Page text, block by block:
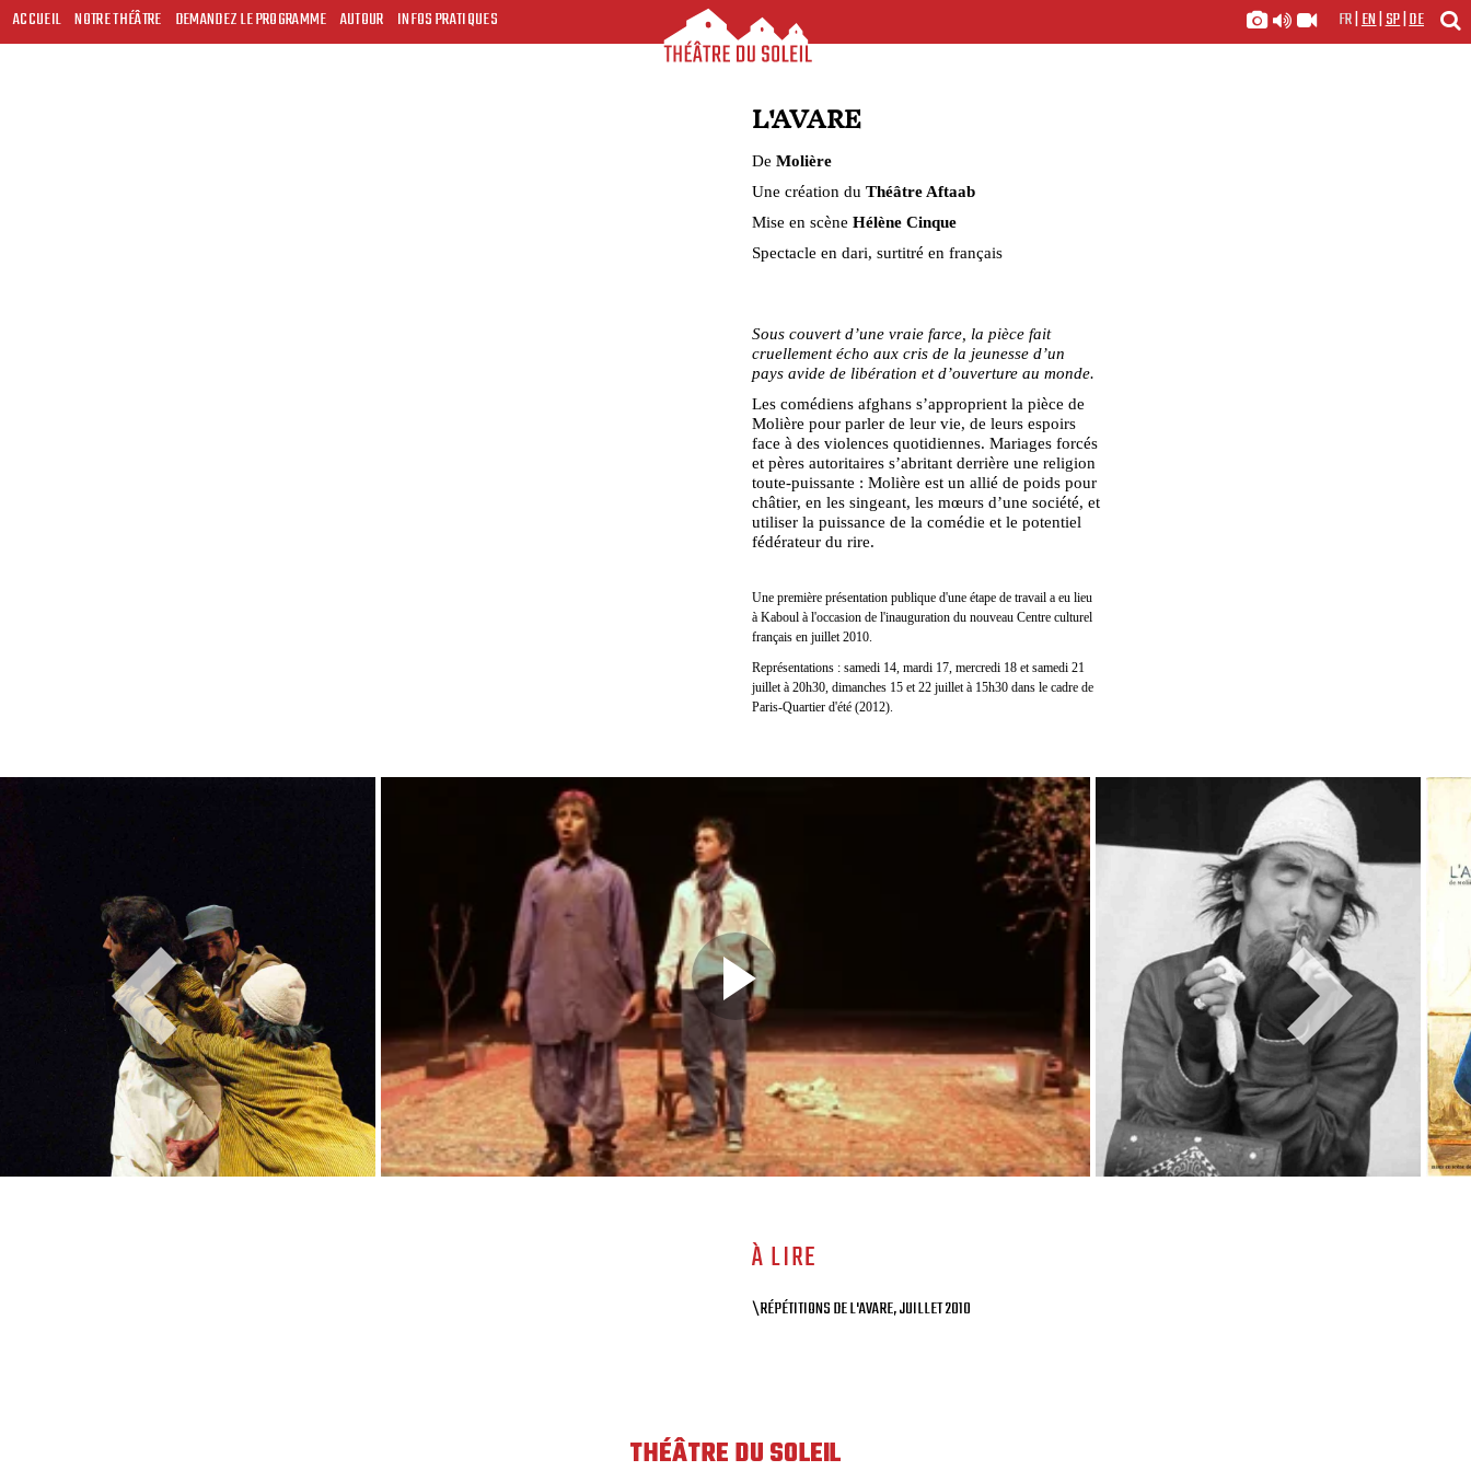
ACCUEIL NOTRE THÉÂTRE DEMANDEZ LE PROGRAMME AUTOUR INFOS PRATIQUES FR|EN|SP|DE
L'AVARE
De Molière
Une création du Théâtre Aftaab
Mise en scène Hélène Cinque
Spectacle en dari, surtitré en français
Sous couvert d’une vraie farce, la pièce fait
cruellement écho aux cris de la jeunesse d’un
pays avide de libération et d’ouverture au monde.
Les comédiens afghans s’approprient la pièce de
Molière pour parler de leur vie, de leurs espoirs
face à des violences quotidiennes. Mariages forcés
et pères autoritaires s’abritant derrière une religion
toute-puissante : Molière est un allié de poids pour
châtier, en les singeant, les mœurs d’une société, et
utiliser la puissance de la comédie et le potentiel
fédérateur du rire.
Une première présentation publique d'une étape de travail a eu lieu
à Kaboul à l'occasion de l'inauguration du nouveau Centre culturel
français en juillet 2010.
Représentations : samedi 14, mardi 17, mercredi 18 et samedi 21
juillet à 20h30, dimanches 15 et 22 juillet à 15h30 dans le cadre de
Paris-Quartier d'été (2012).
À LIRE
\RÉPÉTITIONS DE L'AVARE, JUILLET 2010
THÉÂTRE DU SOLEIL